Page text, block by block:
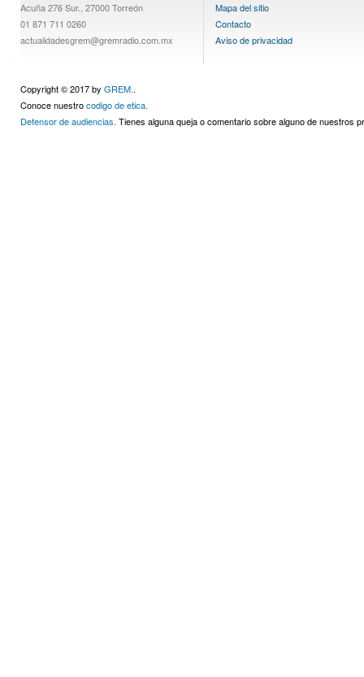
Acuña 276 Sur., 27000 Torreón
01 871 711 0260
actualidadesgrem@gremradio.com.mx
Mapa del sitio
Contacto
Aviso de privacidad
Copyright © 2017 by GREM..
Conoce nuestrocodigo de etica.
Defensor de audiencias. Tienes alguna queja o comentario sobre alguno de nuestros